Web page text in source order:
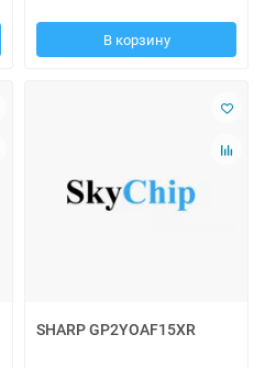
В корзину
SHARP GP2YOAF15XR